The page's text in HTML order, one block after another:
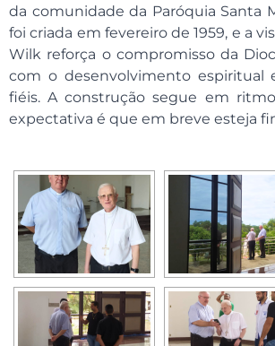
da comunidade da Paróquia Santa
foi criada em fevereiro de 1959, e a
Wilk reforça o compromisso da
com o desenvolvimento espiritual
fiéis. A construção segue em
expectativa é que em breve esteja